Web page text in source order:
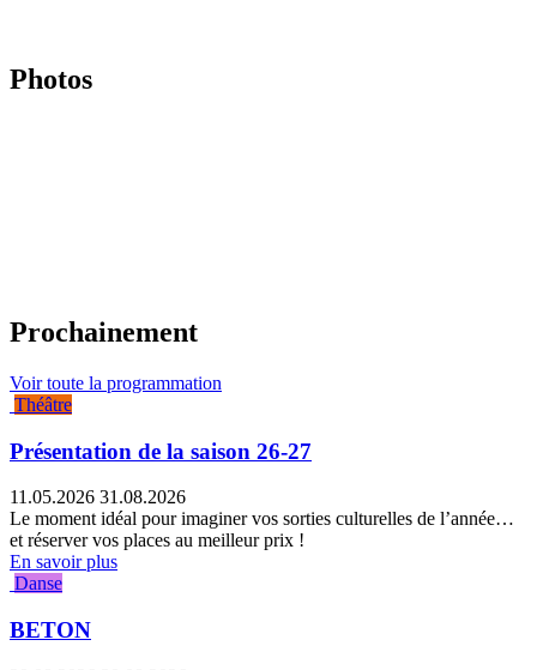
Photos
Prochainement
Voir toute la programmation
Théâtre
Présentation de la saison 26-27
11.05.2026 31.08.2026
Le moment idéal pour imaginer vos sorties culturelles de l’année…
et réserver vos places au meilleur prix !
En savoir plus
Danse
BETON